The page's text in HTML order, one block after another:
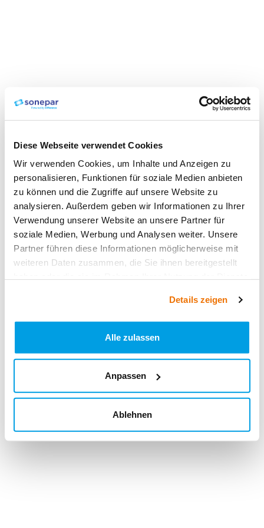
Diese Webseite verwendet Cookies
Wir verwenden Cookies, um Inhalte und Anzeigen zu
personalisieren, Funktionen für soziale Medien anbieten
zu können und die Zugriffe auf unsere Website zu
analysieren. Außerdem geben wir Informationen zu Ihrer
Verwendung unserer Website an unsere Partner für
soziale Medien, Werbung und Analysen weiter. Unsere
Partner führen diese Informationen möglicherweise mit
weiteren Daten zusammen, die Sie ihnen bereitgestellt
Details zeigen
Alle zulassen
Anpassen
Ablehnen